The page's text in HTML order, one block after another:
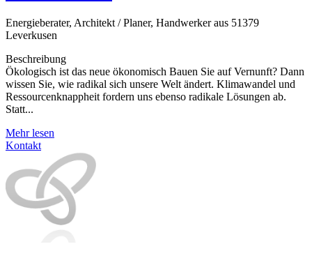
Energieberater, Architekt / Planer, Handwerker aus 51379
Leverkusen
Beschreibung
Ökologisch ist das neue ökonomisch Bauen Sie auf Vernunft? Dann
wissen Sie, wie radikal sich unsere Welt ändert. Klimawandel und
Ressourcenknappheit fordern uns ebenso radikale Lösungen ab.
Statt...
Mehr lesen
Kontakt